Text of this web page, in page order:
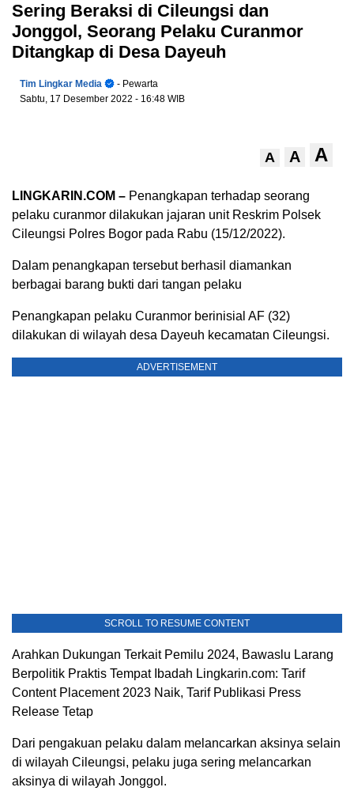
Sering Beraksi di Cileungsi dan
Jonggol, Seorang Pelaku Curanmor
Ditangkap di Desa Dayeuh
Tim Lingkar Media
- Pewarta
Sabtu, 17 Desember 2022 - 16:48 WIB
A A A
LINGKARIN.COM – Penangkapan terhadap seorang
pelaku curanmor dilakukan jajaran unit Reskrim Polsek
Cileungsi Polres Bogor pada Rabu (15/12/2022).
Dalam penangkapan tersebut berhasil diamankan
berbagai barang bukti dari tangan pelaku
Penangkapan pelaku Curanmor berinisial AF (32)
dilakukan di wilayah desa Dayeuh kecamatan Cileungsi.
ADVERTISEMENT
SCROLL TO RESUME CONTENT
Arahkan Dukungan Terkait Pemilu 2024, Bawaslu Larang
Berpolitik Praktis Tempat Ibadah Lingkarin.com: Tarif
Content Placement 2023 Naik, Tarif Publikasi Press
Release Tetap
Dari pengakuan pelaku dalam melancarkan aksinya selain
di wilayah Cileungsi, pelaku juga sering melancarkan
aksinya di wilayah Jonggol.